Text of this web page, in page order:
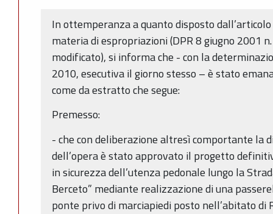
In ottemperanza a quanto disposto
materia di espropriazioni (DPR 8 giugno 2001
modificato), si informa che - con la
2010, esecutiva il giorno stesso – è stato
come da estratto che segue:
Premesso:
- che con deliberazione altresì comportante la
dell’opera è stato approvato il progetto
in sicurezza dell’utenza pedonale lungo la
Berceto” mediante realizzazione di una
ponte privo di marciapiedi posto nell’abitato di